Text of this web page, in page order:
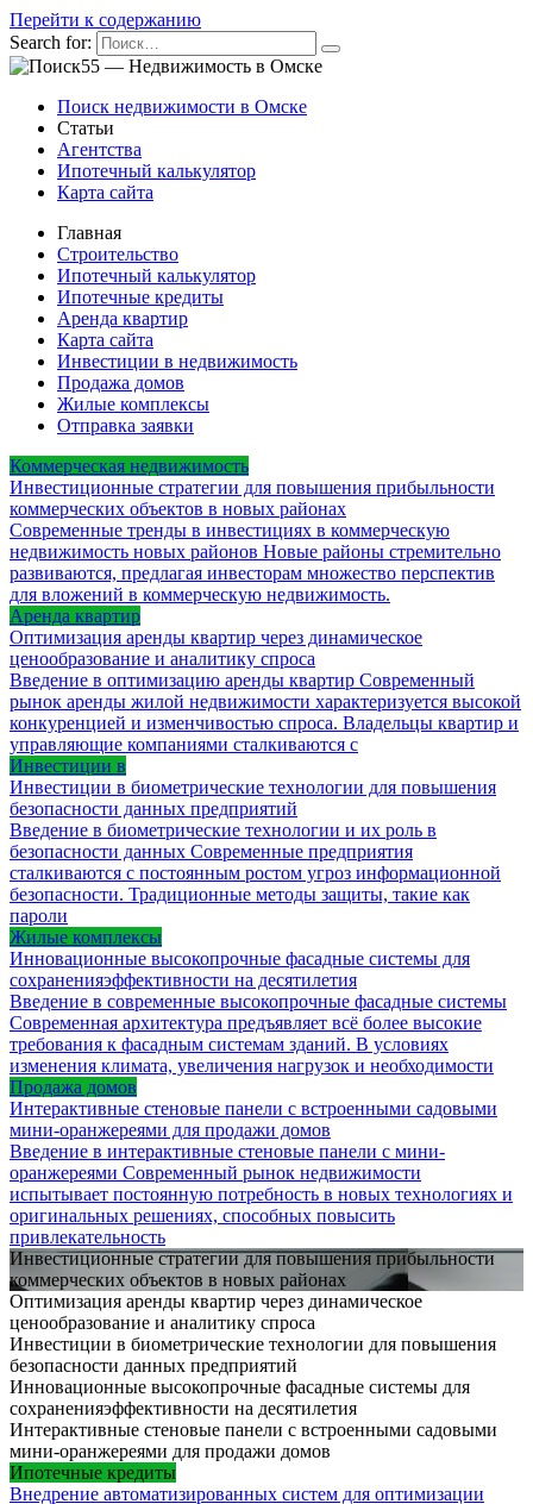
Перейти к содержанию
Search for:
Поиск недвижимости в Омске
Статьи
Агентства
Ипотечный калькулятор
Карта сайта
Главная
Строительство
Ипотечный калькулятор
Ипотечные кредиты
Аренда квартир
Карта сайта
Инвестиции в недвижимость
Продажа домов
Жилые комплексы
Отправка заявки
Коммерческая недвижимость
Инвестиционные стратегии для повышения прибыльности
коммерческих объектов в новых районах
Современные тренды в инвестициях в коммерческую
недвижимость новых районов Новые районы стремительно
развиваются, предлагая инвесторам множество перспектив
для вложений в коммерческую недвижимость.
Аренда квартир
Оптимизация аренды квартир через динамическое
ценообразование и аналитику спроса
Введение в оптимизацию аренды квартир Современный
рынок аренды жилой недвижимости характеризуется высокой
конкуренцией и изменчивостью спроса. Владельцы квартир и
управляющие компаниями сталкиваются с
Инвестиции в
Инвестиции в биометрические технологии для повышения
безопасности данных предприятий
Введение в биометрические технологии и их роль в
безопасности данных Современные предприятия
сталкиваются с постоянным ростом угроз информационной
безопасности. Традиционные методы защиты, такие как
пароли
Жилые комплексы
Инновационные высокопрочные фасадные системы для
сохраненияэффективности на десятилетия
Введение в современные высокопрочные фасадные системы
Современная архитектура предъявляет всё более высокие
требования к фасадным системам зданий. В условиях
изменения климата, увеличения нагрузок и необходимости
Продажа домов
Интерактивные стеновые панели с встроенными садовыми
мини-оранжереями для продажи домов
Введение в интерактивные стеновые панели с мини-
оранжереями Современный рынок недвижимости
испытывает постоянную потребность в новых технологиях и
оригинальных решениях, способных повысить
привлекательность
Инвестиционные стратегии для повышения прибыльности
коммерческих объектов в новых районах
Оптимизация аренды квартир через динамическое
ценообразование и аналитику спроса
Инвестиции в биометрические технологии для повышения
безопасности данных предприятий
Инновационные высокопрочные фасадные системы для
сохраненияэффективности на десятилетия
Интерактивные стеновые панели с встроенными садовыми
мини-оранжереями для продажи домов
Ипотечные кредиты
Внедрение автоматизированных систем для оптимизации